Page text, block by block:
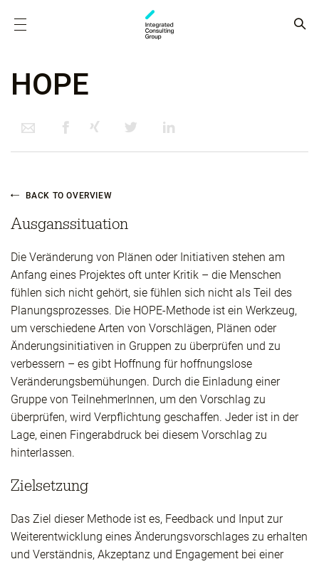
HOPE
BACK TO OVERVIEW
Ausganssituation
Die Veränderung von Plänen oder Initiativen stehen am
Anfang eines Projektes oft unter Kritik – die Menschen
fühlen sich nicht gehört, sie fühlen sich nicht als Teil des
Planungsprozesses. Die HOPE-Methode ist ein Werkzeug,
um verschiedene Arten von Vorschlägen, Plänen oder
Änderungsinitiativen in Gruppen zu überprüfen und zu
verbessern – es gibt Hoffnung für hoffnungslose
Veränderungsbemühungen. Durch die Einladung einer
Gruppe von TeilnehmerInnen, um den Vorschlag zu
überprüfen, wird Verpflichtung geschaffen. Jeder ist in der
Lage, einen Fingerabdruck bei diesem Vorschlag zu
hinterlassen.
Zielsetzung
Das Ziel dieser Methode ist es, Feedback und Input zur
Weiterentwicklung eines Änderungsvorschlages zu erhalten
und Verständnis, Akzeptanz und Engagement bei einer